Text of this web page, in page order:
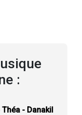
:
- Danakil